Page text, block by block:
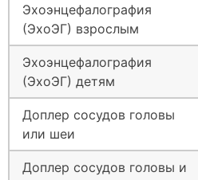
Эхоэнцефалография
(ЭхоЭГ) взрослым
Эхоэнцефалография
(ЭхоЭГ) детям
Доплер сосудов головы
или шеи
Доплер сосудов головы и